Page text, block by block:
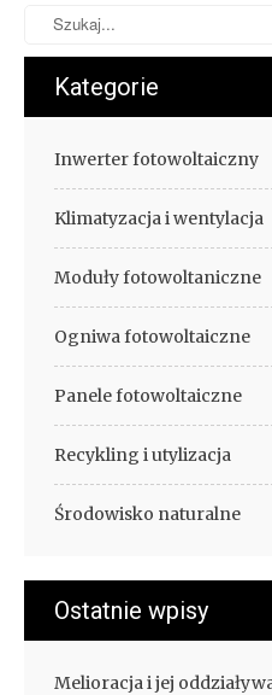
Kategorie
Inwerter fotowoltaiczny
Klimatyzacja i wentylacja
Moduły fotowoltaniczne
Ogniwa fotowoltaiczne
Panele fotowoltaiczne
Recykling i utylizacja
Środowisko naturalne
Ostatnie wpisy
Melioracja i jej